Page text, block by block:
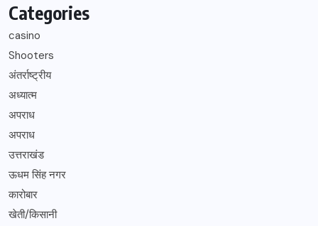
Categories
casino
Shooters
अंतर्राष्ट्रीय
अध्यात्म
अपराध
अपराध
उत्तराखंड
ऊधम सिंह नगर
कारोबार
खेती/किसानी